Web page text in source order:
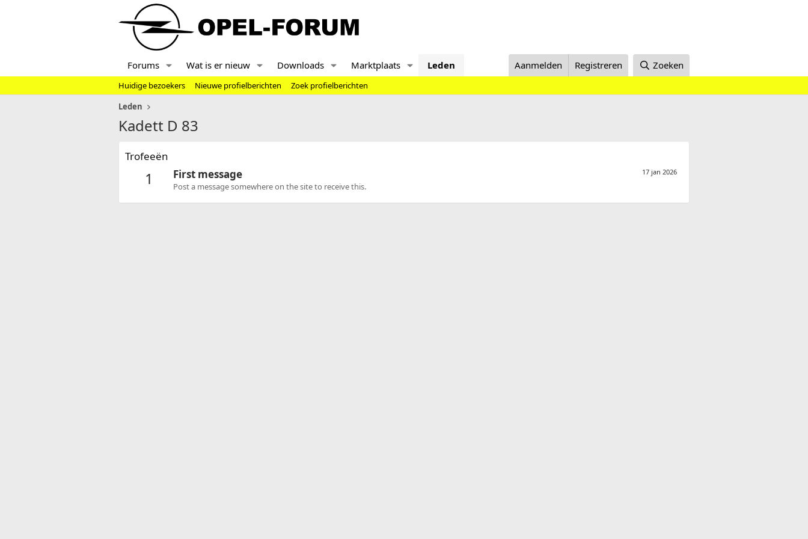
Forums Wat is er nieuw Downloads Marktplaats Leden Aanmelden Registreren Zoeken
Huidige bezoekers Nieuwe profielberichten
Zoek profielberichten
Leden
Kadett D 83
Trofeeën
1 17 jan 2026
First message
Post a message somewhere on the site to receive this.